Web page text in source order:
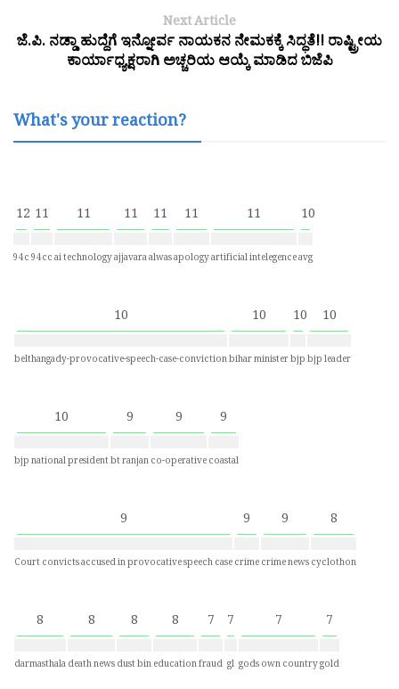
Next Article
ಜೆ.ಪಿ. ನಡ್ಡಾ ಹುದ್ದೆಗೆ ಇನ್ನೋರ್ವ ನಾಯಕನ ನೇಮಕಕ್ಕೆ ಸಿದ್ಧತೆ!! ರಾಷ್ಟ್ರೀಯ
ಕಾರ್ಯಾಧ್ಯಕ್ಷರಾಗಿ ಅಚ್ಚರಿಯ ಆಯ್ಕೆ ಮಾಡಿದ ಬಿಜೆಪಿ
What's your reaction?
12
94c
11
94cc
11
ai technology
11
ajjavara
11
alwas
11
apology
11
artificial intelegence
10
avg
10
belthangady-provocative-speech-case-conviction
10
bihar minister
10
bjp
10
bjp leader
10
bjp national president
9
bt ranjan
9
co-operative
9
coastal
9
Court convicts accused in provocative speech case
9
crime
9
crime news
8
cyclothon
8
darmasthala
8
death news
8
dust bin
8
education
7
fraud
7
gl
7
gods own country
7
gold